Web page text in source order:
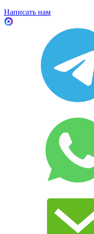
Написать нам